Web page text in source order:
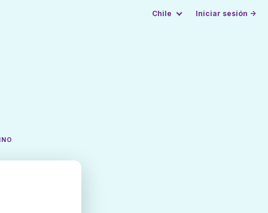
Chile Iniciar sesión →